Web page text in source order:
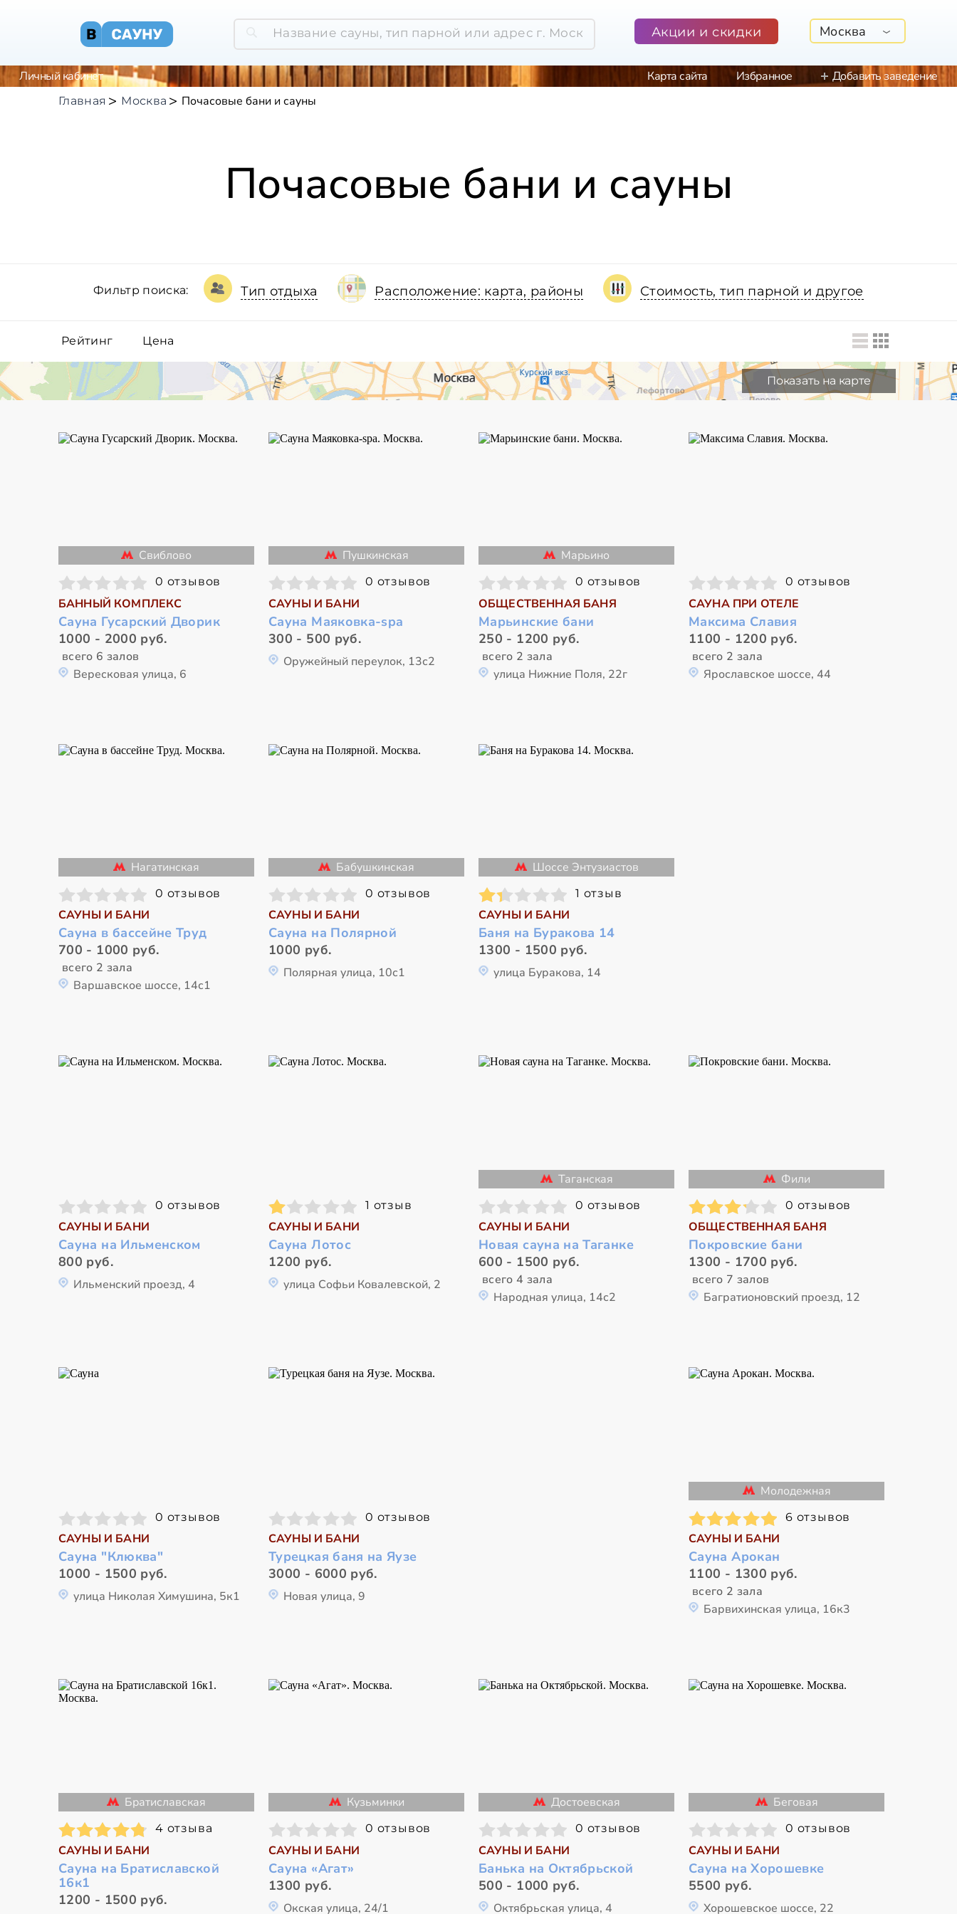
Акции и скидки Москва
Личный кабинет Карта сайта Избранное Добавить заведение
Главная Москва Почасовые бани и сауны
Почасовые бани и сауны
Фильтр поиска: Тип отдыха Расположение: карта, районы Стоимость, тип парной и другое
Рейтинг Цена
Показать на карте
Свиблово
0 отзывов
БАННЫЙ КОМПЛЕКС
Сауна Гусарский Дворик
1000 - 2000 руб.
всего 6 залов
Вересковая улица, 6
Пушкинская
0 отзывов
САУНЫ И БАНИ
Сауна Маяковка-spa
300 - 500 руб.
Оружейный переулок, 13с2
Марьино
0 отзывов
ОБЩЕСТВЕННАЯ БАНЯ
Марьинские бани
250 - 1200 руб.
всего 2 зала
улица Нижние Поля, 22г
0 отзывов
САУНА ПРИ ОТЕЛЕ
Максима Славия
1100 - 1200 руб.
всего 2 зала
Ярославское шоссе, 44
Нагатинская
0 отзывов
САУНЫ И БАНИ
Сауна в бассейне Труд
700 - 1000 руб.
всего 2 зала
Варшавское шоссе, 14с1
Бабушкинская
0 отзывов
САУНЫ И БАНИ
Сауна на Полярной
1000 руб.
Полярная улица, 10с1
Шоссе Энтузиастов
1 отзыв
САУНЫ И БАНИ
Баня на Буракова 14
1300 - 1500 руб.
улица Буракова, 14
0 отзывов
САУНЫ И БАНИ
Сауна на Ильменском
800 руб.
Ильменский проезд, 4
1 отзыв
САУНЫ И БАНИ
Сауна Лотос
1200 руб.
улица Софьи Ковалевской, 2
Таганская
0 отзывов
САУНЫ И БАНИ
Новая сауна на Таганке
600 - 1500 руб.
всего 4 зала
Народная улица, 14с2
Фили
0 отзывов
ОБЩЕСТВЕННАЯ БАНЯ
Покровские бани
1300 - 1700 руб.
всего 7 залов
Багратионовский проезд, 12
0 отзывов
САУНЫ И БАНИ
Сауна "Клюква"
1000 - 1500 руб.
улица Николая Химушина, 5к1
0 отзывов
САУНЫ И БАНИ
Турецкая баня на Яузе
3000 - 6000 руб.
Новая улица, 9
Молодежная
6 отзывов
САУНЫ И БАНИ
Сауна Арокан
1100 - 1300 руб.
всего 2 зала
Барвихинская улица, 16к3
Братиславская
4 отзыва
САУНЫ И БАНИ
Сауна на Братиславской
16к1
1200 - 1500 руб.
Кузьминки
0 отзывов
САУНЫ И БАНИ
Сауна «Агат»
1300 руб.
Окская улица, 24/1
Достоевская
0 отзывов
САУНЫ И БАНИ
Банька на Октябрьской
500 - 1000 руб.
Октябрьская улица, 4
Беговая
0 отзывов
САУНЫ И БАНИ
Сауна на Хорошевке
5500 руб.
Хорошевское шоссе, 22